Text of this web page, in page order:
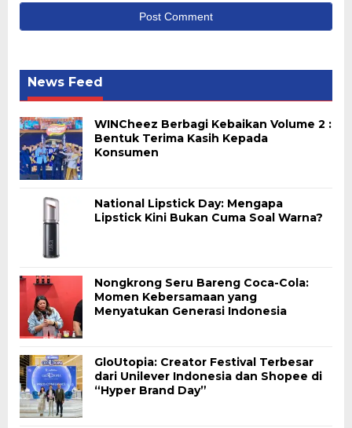
News Feed
WINCheez Berbagi Kebaikan Volume 2 :
Bentuk Terima Kasih Kepada
Konsumen
National Lipstick Day: Mengapa
Lipstick Kini Bukan Cuma Soal Warna?
Nongkrong Seru Bareng Coca-Cola:
Momen Kebersamaan yang
Menyatukan Generasi Indonesia
GloUtopia: Creator Festival Terbesar
dari Unilever Indonesia dan Shopee di
“Hyper Brand Day”